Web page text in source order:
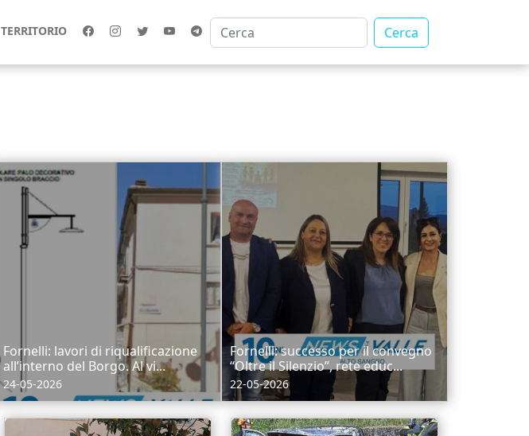
TERRITORIO Cerca
Fornelli: lavori di riqualificazione
all’interno del Borgo. Al vi...
24-05-2026
Fornelli: successo per il convegno
“Oltre il Silenzio”, rete educ...
22-05-2026